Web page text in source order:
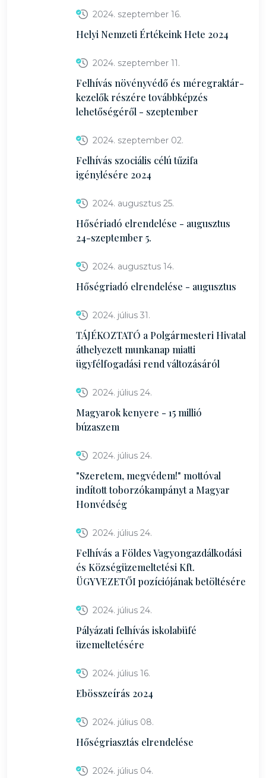
2024. szeptember 16.
Helyi Nemzeti Értékeink Hete 2024
2024. szeptember 11.
Felhívás növényvédő és méregraktár-
kezelők részére továbbképzés
lehetőségéről - szeptember
2024. szeptember 02.
Felhívás szociális célú tűzifa
igénylésére 2024
2024. augusztus 25.
Hősériadó elrendelése - augusztus
24-szeptember 5.
2024. augusztus 14.
Hőségriadó elrendelése - augusztus
2024. július 31.
TÁJÉKOZTATÓ a Polgármesteri Hivatal
áthelyezett munkanap miatti
ügyfélfogadási rend változásáról
2024. július 24.
Magyarok kenyere - 15 millió
búzaszem
2024. július 24.
"Szeretem, megvédem!" mottóval
indított toborzókampányt a Magyar
Honvédség
2024. július 24.
Felhívás a Földes Vagyongazdálkodási
és Községüzemeltetési Kft.
ÜGYVEZETŐI pozíciójának betöltésére
2024. július 24.
Pályázati felhívás iskolabüfé
üzemeltetésére
2024. július 16.
Ebösszeírás 2024
2024. július 08.
Hőségriasztás elrendelése
2024. július 04.